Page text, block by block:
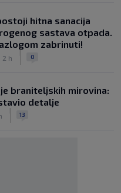
hitna sanacija
sastava otpada.
zabrinuti!
2 h 0
braniteljskih mirovina:
detalje
13